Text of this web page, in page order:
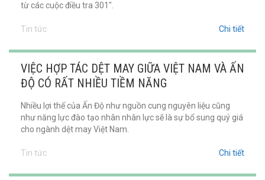
từ các cuộc điều tra 301".
Tin tức Chi tiết
VIỆC HỢP TÁC DỆT MAY GIỮA VIỆT NAM VÀ ẤN
ĐỘ CÓ RẤT NHIỀU TIỀM NĂNG
Nhiều lợi thế của Ấn Độ như nguồn cung nguyên liệu cũng
như năng lực đào tạo nhân nhân lực sẽ là sự bổ sung quý giá
cho ngành dệt may Việt Nam.
Tin tức Chi tiết